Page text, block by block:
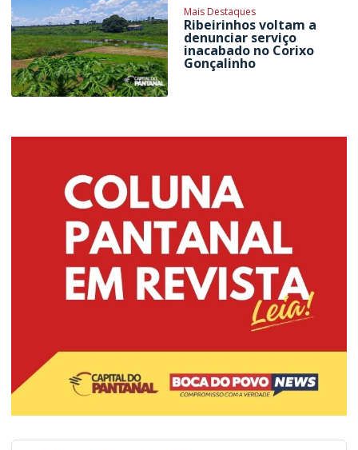
Mais Destaques
Ribeirinhos voltam a
denunciar serviço
inacabado no Corixo
Gonçalinho